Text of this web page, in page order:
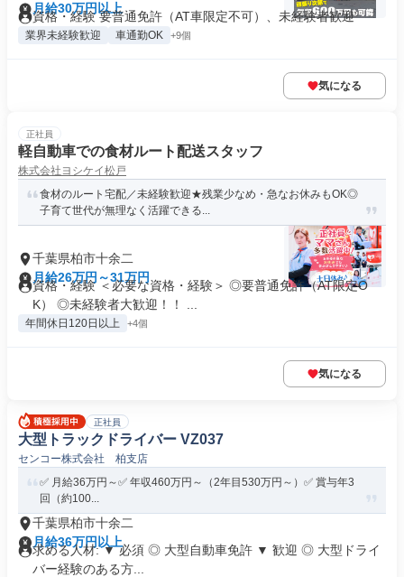
月給30万円以上
資格・経験 要普通免許（AT車限定不可）、未経験者歓迎
業界未経験歓迎 車通勤OK +9個
気になる
正社員
軽自動車での食材ルート配送スタッフ
株式会社ヨシケイ松戸
食材のルート宅配／未経験歓迎★残業少なめ・急なお休みもOK◎
子育て世代が無理なく活躍できる...
千葉県柏市十余二
月給26万円～31万円
資格・経験 ＜必要な資格・経験＞ ◎要普通免許（AT限定O
K） ◎未経験者大歓迎！！ ...
年間休日120日以上 +4個
気になる
正社員
大型トラックドライバー VZ037
センコー株式会社 柏支店
✅️ 月給36万円～✅️ 年収460万円～（2年目530万円～）✅️ 賞与年3
回（約100...
千葉県柏市十余二
月給36万円以上
求める人材: ▼ 必須 ◎ 大型自動車免許 ▼ 歓迎 ◎ 大型ドライ
バー経験のある方...